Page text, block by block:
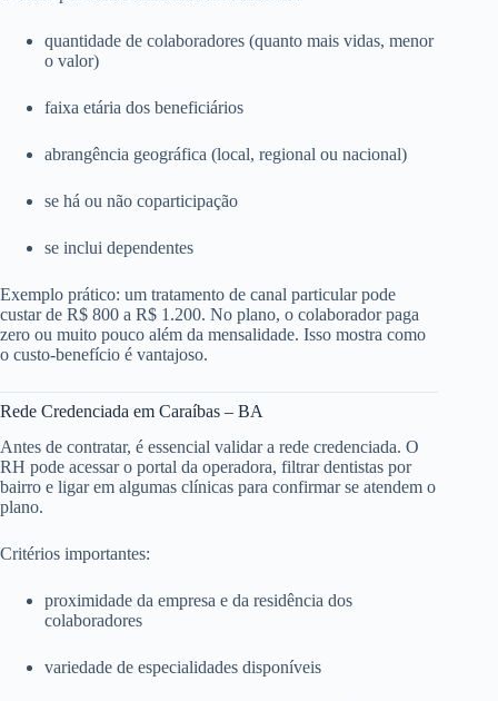
quantidade de colaboradores (quanto mais vidas, menor
o valor)
faixa etária dos beneficiários
abrangência geográfica (local, regional ou nacional)
se há ou não coparticipação
se inclui dependentes
Exemplo prático: um tratamento de canal particular pode
custar de R$ 800 a R$ 1.200. No plano, o colaborador paga
zero ou muito pouco além da mensalidade. Isso mostra como
o custo-benefício é vantajoso.
Rede Credenciada em Caraíbas – BA
Antes de contratar, é essencial validar a rede credenciada. O
RH pode acessar o portal da operadora, filtrar dentistas por
bairro e ligar em algumas clínicas para confirmar se atendem o
plano.
Critérios importantes:
proximidade da empresa e da residência dos
colaboradores
variedade de especialidades disponíveis